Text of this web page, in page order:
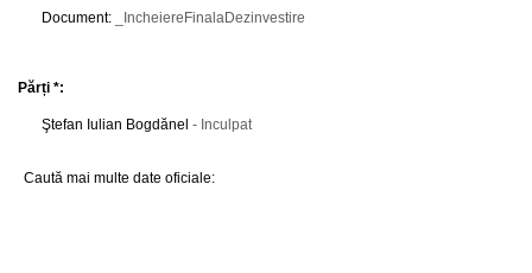
Document: _IncheiereFinalaDezinvestire
Părți *:
Ştefan Iulian Bogdănel - Inculpat
Caută mai multe date oficiale: